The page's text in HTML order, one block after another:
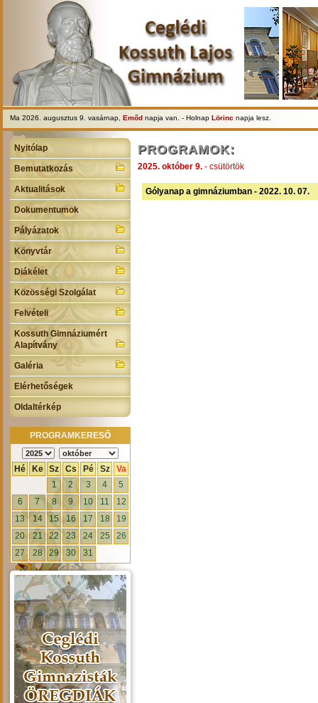
Ma 2026. augusztus 9. vasárnap, Emőd napja van. - Holnap Lörinc napja lesz.
Nyitólap
Bemutatkozás
Aktualitások
Dokumentumok
Pályázatok
Könyvtár
Diákélet
Közösségi Szolgálat
Felvételi
Kossuth Gimnáziumért
Alapítvány
Galéria
Elérhetőségek
Oldaltérkép
PROGRAMKERESŐ
Hé Ke Sz Cs Pé Sz
Va
1
2 3 4
5
6
7 8 9 10 11
12
13
14 15 16 17 18
19
20
21 22 23 24 25
26
27
28 29 30 31
PROGRAMOK:
2025. október 9. - csütörtök
Gólyanap a gimnáziumban - 2022. 10. 07.